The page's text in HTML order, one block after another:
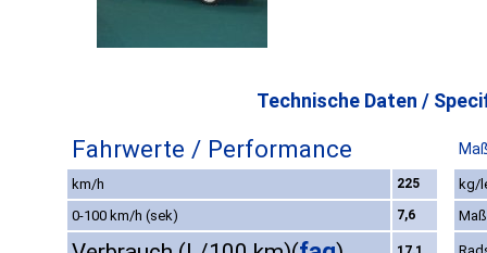
Technische Daten /
Fahrwerte / Performance
km/h 225
kg/
0-100 km/h (sek)
7,6